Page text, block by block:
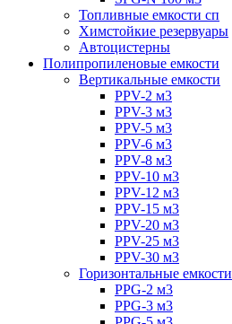
Топливные емкости сп
Химстойкие резервуары
Автоцистерны
Полипропиленовые емкости
Вертикальные емкости
PPV-2 м3
PPV-3 м3
PPV-5 м3
PPV-6 м3
PPV-8 м3
PPV-10 м3
PPV-12 м3
PPV-15 м3
PPV-20 м3
PPV-25 м3
PPV-30 м3
Горизонтальные емкости
PPG-2 м3
PPG-3 м3